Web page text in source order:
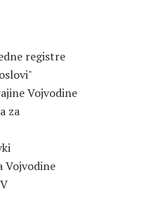
registre
Vojvodine
za
Vojvodine